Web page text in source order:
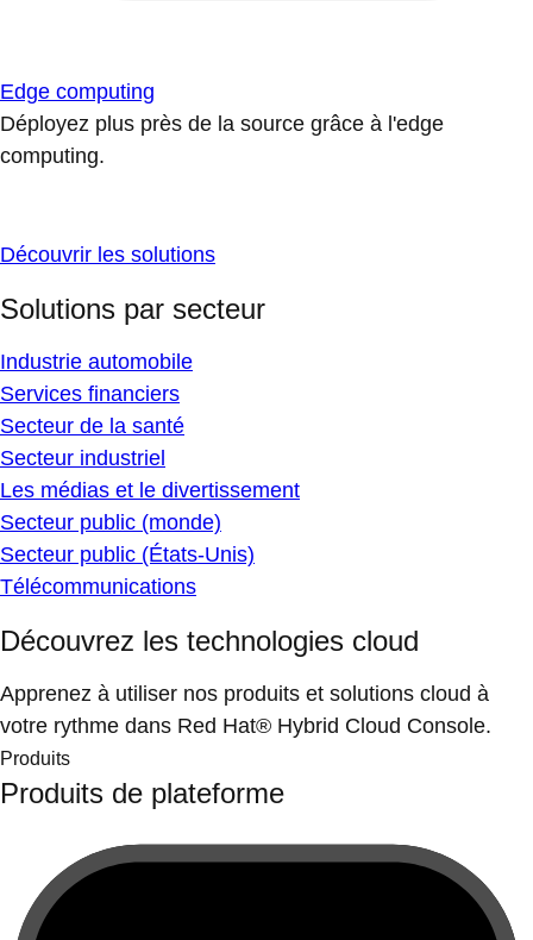
Edge computing
Déployez plus près de la source grâce à l'edge
computing.
Découvrir les solutions
Solutions par secteur
Industrie automobile
Services financiers
Secteur de la santé
Secteur industriel
Les médias et le divertissement
Secteur public (monde)
Secteur public (États-Unis)
Télécommunications
Découvrez les technologies cloud
Apprenez à utiliser nos produits et solutions cloud à
votre rythme dans Red Hat® Hybrid Cloud Console.
Produits
Produits de plateforme